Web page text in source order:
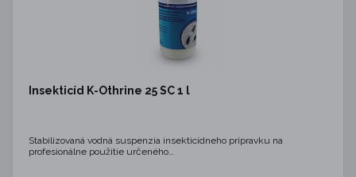
Insekticíd K-Othrine 25 SC 1 l
Stabilizovaná vodná suspenzia insekticídneho prípravku na
profesionálne použitie určeného…